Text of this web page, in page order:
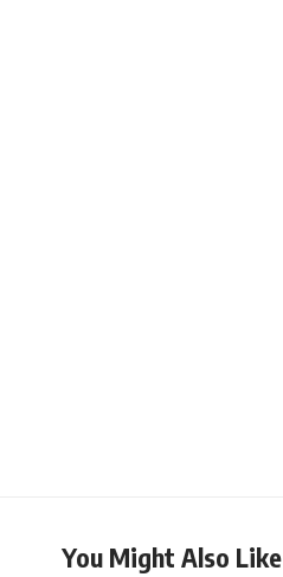
You Might Also Like